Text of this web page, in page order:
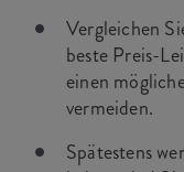
Vergleichen
beste Preis-
einen
vermeiden.
Spätestens